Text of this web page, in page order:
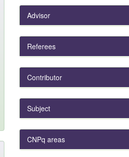
Advisor
Referees
Contributor
Subject
CNPq areas